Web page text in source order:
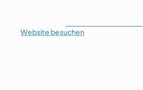
Website besuchen